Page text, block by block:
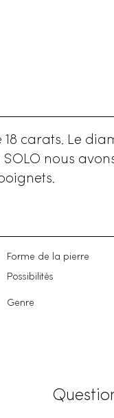
carats. Le
nous
Forme de la pierre
Possibilités
Genre